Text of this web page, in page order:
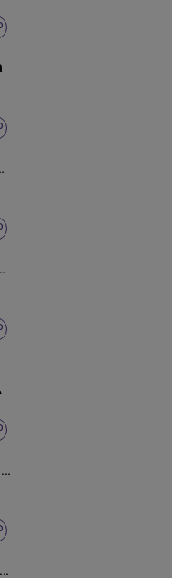
Piękni i Młodzi - Wirują światła (Original Mix)
Chained To The Rhythm